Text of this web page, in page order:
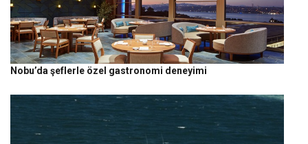
Nobu’da şeflerle özel gastronomi deneyimi